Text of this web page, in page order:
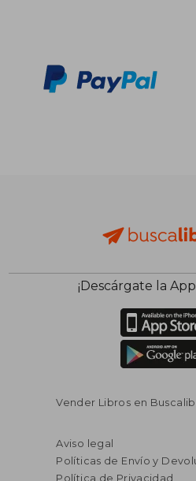
¡Descárgate la
Vender Libros en
Aviso legal
Políticas de Envío y
Política de Privacidad